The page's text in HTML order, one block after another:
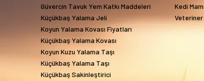
Güvercin Tavuk Yem Katkı Maddeleri
Küçükbaş Yalama Jeli
Koyun Yalama Kovası Fiyatları
Küçükbaş Yalama Kovası
Koyun Kuzu Yalama Taşı
Küçükbaş Yalama Taşı
Küçükbaş Sakinleştirici
Kedi
Veteriner